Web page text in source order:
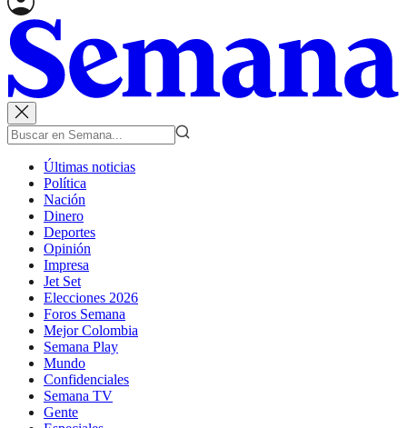
Últimas noticias
Política
Nación
Dinero
Deportes
Opinión
Impresa
Jet Set
Elecciones 2026
Foros Semana
Mejor Colombia
Semana Play
Mundo
Confidenciales
Semana TV
Gente